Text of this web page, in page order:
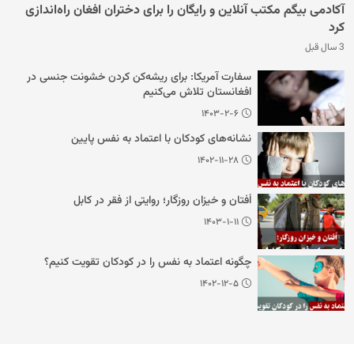
آکادمی بیگم مکتب آنلاین و رایگان را برای دختران افغان راه‌اندازی
کرد
3 سال قبل
سفارت آمریکا: برای ریشه‌کن کردن خشونت جنسی در
افغانستان تلاش می‌کنیم
۱۴۰۳-۲-۶
نشانه‌های کودکان با اعتماد به نفس پایین
۱۴۰۲-۱۱-۲۸
اُفتان و خیزان روزگار؛ روایتی از فقر در کابل
۱۴۰۳-۱-۱۱
چگونه اعتماد به نفس را در کودکان تقویت کنیم؟
۱۴۰۲-۱۲-۵